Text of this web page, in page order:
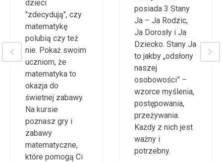
dzieci
"zdecydują", czy
matematykę
polubią czy też
nie. Pokaż swoim
uczniom, że
matematyka to
okazja do
świetnej zabawy.
Na kursie
poznasz gry i
zabawy
matematyczne,
które pomogą Ci
posiada 3 Stany
Ja – Ja Rodzic,
Ja Dorosły i Ja
Dziecko. Stany Ja
to jakby „odsłony
naszej
osobowości” –
wzorce myślenia,
postępowania,
przeżywania.
Każdy z nich jest
ważny i
potrzebny.